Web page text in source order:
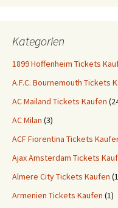
Kategorien
1899 Hoffenheim Tickets
A.F.C. Bournemouth Tickets
AC Mailand Tickets Kaufen
AC Milan (3)
ACF Fiorentina Tickets
Ajax Amsterdam Tickets
Almere City Tickets Kaufen
Armenien Tickets Kaufen (1)